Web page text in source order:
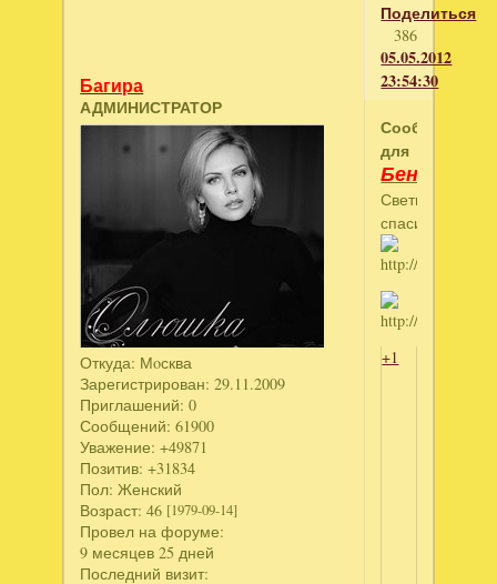
Поделиться
386
05.05.2012
23:54:30
Багира
АДМИНИСТРАТОР
Откуда: Мoсква
Зарегистрирован: 29.11.2009
Приглашений: 0
Сообщений: 61900
Уважение: +49871
Позитив: +31834
Пол: Женский
Возраст: 46 [1979-09-14]
Провел на форуме:
9 месяцев 25 дней
Последний визит:
Сообщение
для
Бенита
Светик,
+1